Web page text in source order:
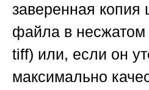
заверенная копия
файла в
tiff) или, если он
максимально